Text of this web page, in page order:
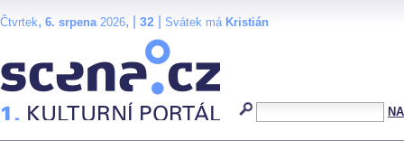
Čtvrtek, 6. srpena2026, | 32 Svátek má Kristián